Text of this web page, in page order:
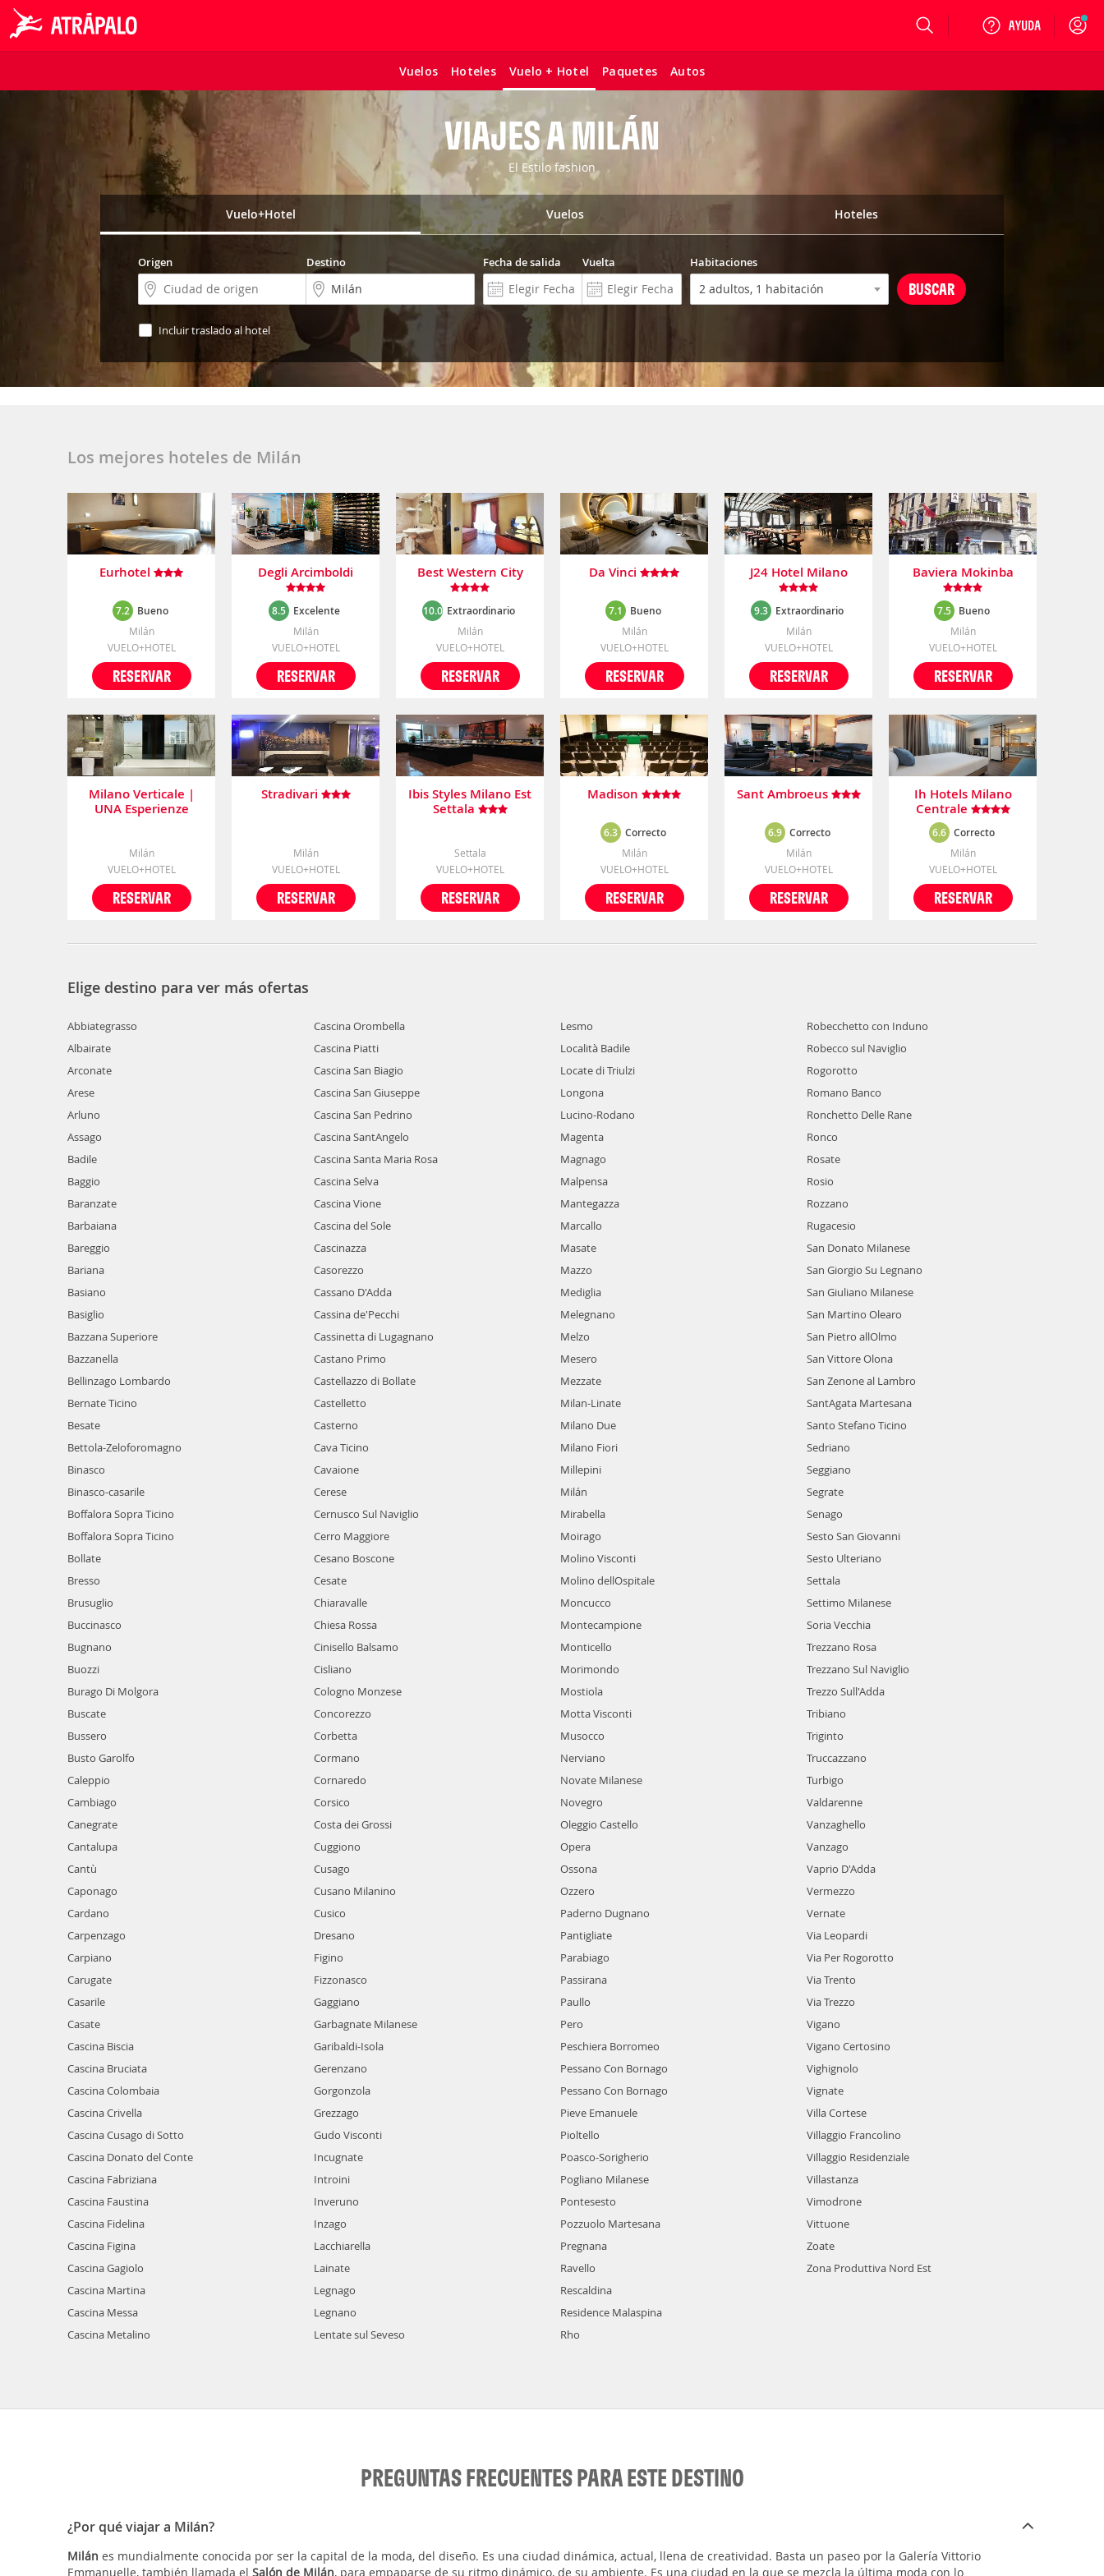
Vuelos Hoteles Vuelo + Hotel Paquetes Autos
Login
VIAJES A MILÁN
El Estilo fashion
Vuelo+Hotel Vuelos Hoteles
Origen Destino Fecha de salida Vuelta Habitaciones
Incluir traslado al hotel
Los mejores hoteles de Milán
Eurhotel
7.2 Bueno
Milán
VUELO+HOTEL
RESERVAR
Degli Arcimboldi
8.5 Excelente
Milán
VUELO+HOTEL
RESERVAR
Best Western City
10.0 Extraordinario
Milán
VUELO+HOTEL
RESERVAR
Da Vinci
7.1 Bueno
Milán
VUELO+HOTEL
RESERVAR
J24 Hotel Milano
9.3 Extraordinario
Milán
VUELO+HOTEL
RESERVAR
Baviera Mokinba
7.5 Bueno
Milán
VUELO+HOTEL
RESERVAR
Milano Verticale |
UNA Esperienze
Milán
VUELO+HOTEL
RESERVAR
Stradivari
Milán
VUELO+HOTEL
RESERVAR
Ibis Styles Milano Est
Settala
Settala
VUELO+HOTEL
RESERVAR
Madison
6.3 Correcto
Milán
VUELO+HOTEL
RESERVAR
Sant Ambroeus
6.9 Correcto
Milán
VUELO+HOTEL
RESERVAR
Ih Hotels Milano
Centrale
6.6 Correcto
Milán
VUELO+HOTEL
RESERVAR
Elige destino para ver más ofertas
Abbiategrasso
Albairate
Arconate
Arese
Arluno
Assago
Badile
Baggio
Baranzate
Barbaiana
Bareggio
Bariana
Basiano
Basiglio
Bazzana Superiore
Bazzanella
Bellinzago Lombardo
Bernate Ticino
Besate
Bettola-Zeloforomagno
Binasco
Binasco-casarile
Boffalora Sopra Ticino
Boffalora Sopra Ticino
Bollate
Bresso
Brusuglio
Buccinasco
Bugnano
Buozzi
Burago Di Molgora
Buscate
Bussero
Busto Garolfo
Caleppio
Cambiago
Canegrate
Cantalupa
Cantù
Caponago
Cardano
Carpenzago
Carpiano
Carugate
Casarile
Casate
Cascina Biscia
Cascina Bruciata
Cascina Colombaia
Cascina Crivella
Cascina Cusago di Sotto
Cascina Donato del Conte
Cascina Fabriziana
Cascina Faustina
Cascina Fidelina
Cascina Figina
Cascina Gagiolo
Cascina Martina
Cascina Messa
Cascina Metalino
Cascina Orombella
Cascina Piatti
Cascina San Biagio
Cascina San Giuseppe
Cascina San Pedrino
Cascina SantAngelo
Cascina Santa Maria Rosa
Cascina Selva
Cascina Vione
Cascina del Sole
Cascinazza
Casorezzo
Cassano D'Adda
Cassina de'Pecchi
Cassinetta di Lugagnano
Castano Primo
Castellazzo di Bollate
Castelletto
Casterno
Cava Ticino
Cavaione
Cerese
Cernusco Sul Naviglio
Cerro Maggiore
Cesano Boscone
Cesate
Chiaravalle
Chiesa Rossa
Cinisello Balsamo
Cisliano
Cologno Monzese
Concorezzo
Corbetta
Cormano
Cornaredo
Corsico
Costa dei Grossi
Cuggiono
Cusago
Cusano Milanino
Cusico
Dresano
Figino
Fizzonasco
Gaggiano
Garbagnate Milanese
Garibaldi-Isola
Gerenzano
Gorgonzola
Grezzago
Gudo Visconti
Incugnate
Introini
Inveruno
Inzago
Lacchiarella
Lainate
Legnago
Legnano
Lentate sul Seveso
Lesmo
Località Badile
Locate di Triulzi
Longona
Lucino-Rodano
Magenta
Magnago
Malpensa
Mantegazza
Marcallo
Masate
Mazzo
Mediglia
Melegnano
Melzo
Mesero
Mezzate
Milan-Linate
Milano Due
Milano Fiori
Millepini
Milán
Mirabella
Moirago
Molino Visconti
Molino dellOspitale
Moncucco
Montecampione
Monticello
Morimondo
Mostiola
Motta Visconti
Musocco
Nerviano
Novate Milanese
Novegro
Oleggio Castello
Opera
Ossona
Ozzero
Paderno Dugnano
Pantigliate
Parabiago
Passirana
Paullo
Pero
Peschiera Borromeo
Pessano Con Bornago
Pessano Con Bornago
Pieve Emanuele
Pioltello
Poasco-Sorigherio
Pogliano Milanese
Pontesesto
Pozzuolo Martesana
Pregnana
Ravello
Rescaldina
Residence Malaspina
Rho
Robecchetto con Induno
Robecco sul Naviglio
Rogorotto
Romano Banco
Ronchetto Delle Rane
Ronco
Rosate
Rosio
Rozzano
Rugacesio
San Donato Milanese
San Giorgio Su Legnano
San Giuliano Milanese
San Martino Olearo
San Pietro allOlmo
San Vittore Olona
San Zenone al Lambro
SantAgata Martesana
Santo Stefano Ticino
Sedriano
Seggiano
Segrate
Senago
Sesto San Giovanni
Sesto Ulteriano
Settala
Settimo Milanese
Soria Vecchia
Trezzano Rosa
Trezzano Sul Naviglio
Trezzo Sull'Adda
Tribiano
Triginto
Truccazzano
Turbigo
Valdarenne
Vanzaghello
Vanzago
Vaprio D'Adda
Vermezzo
Vernate
Via Leopardi
Via Per Rogorotto
Via Trento
Via Trezzo
Vigano
Vigano Certosino
Vighignolo
Vignate
Villa Cortese
Villaggio Francolino
Villaggio Residenziale
Villastanza
Vimodrone
Vittuone
Zoate
Zona Produttiva Nord Est
PREGUNTAS FRECUENTES PARA ESTE DESTINO
¿Por qué viajar a Milán?
Milán es mundialmente conocida por ser la capital de la moda, del diseño. Es una ciudad dinámica, actual, llena de creatividad. Basta un paseo por la Galería Vittorio
Emmanuelle, también llamada el Salón de Milán, para empaparse de su ritmo dinámico, de su ambiente. Es una ciudad en la que se mezcla la última moda con lo